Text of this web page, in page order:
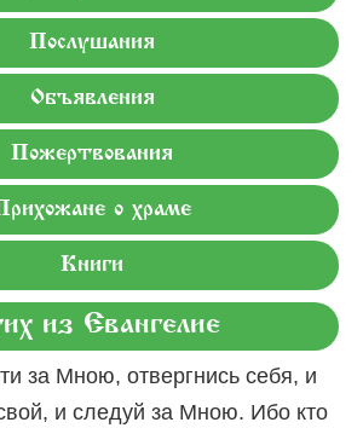
Послушания
Объявления
Пожертвования
о храме
Книги
из Евангелие
за Мною, отвергнись себя, и
и следуй за Мною. Ибо кто